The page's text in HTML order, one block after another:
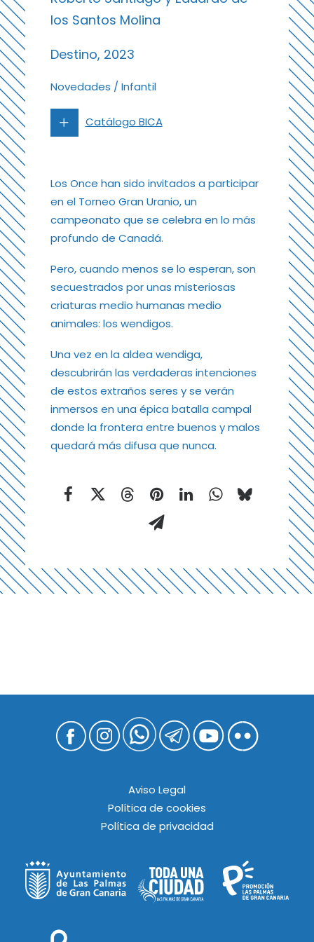
los Santos Molina
Destino, 2023
Novedades / Infantil
Catálogo BICA
Los Once han sido invitados a participar
en el Torneo Gran Uranio, un
campeonato que se celebra en lo más
profundo de Canadá.
Pero, cuando menos se lo esperan, son
secuestrados por unas misteriosas
criaturas medio humanas medio
animales: los wendigos.
Una vez en la aldea wendiga,
descubrirán las verdaderas intenciones
de estos extraños seres y se verán
inmersos en una épica batalla campal
donde la frontera entre buenos y malos
quedará más difusa que nunca.
Aviso Legal
Política de cookies
Política de privacidad